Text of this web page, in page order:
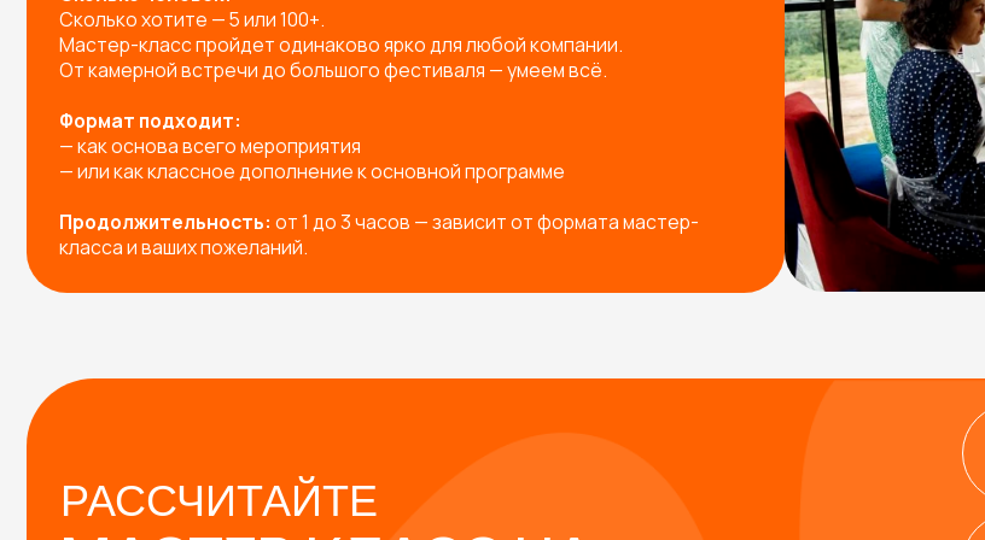
РАССЧИТАЙТЕ
МАСТЕР-КЛАСС НА
МЕРОПРИЯТИЕ!
Заполните форму — и мы предложим вам:
Готовые решения под любое мероприятие
Индивидуальную разработку мастер-класса под ваш запрос
Подборку с расчетом под вашу задачу
+7
Физическое
Юридическое
Я согласен с